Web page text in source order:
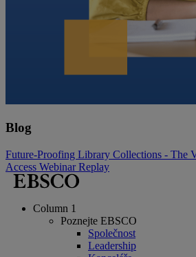
Blog
Future-Proofing Library Collections - The
Access Webinar Replay
Column 1
Poznejte EBSCO
Společnost
Leadership